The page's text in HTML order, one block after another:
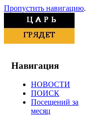
Пропустить навигацию.
Навигация
НОВОСТИ
ПОИСК
Посещений за
месяц